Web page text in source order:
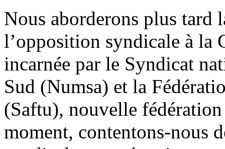
Nous aborderons plus tard
l’opposition syndicale à la
incarnée par le Syndicat
Sud (Numsa) et la
(Saftu), nouvelle
moment, contentons-nous